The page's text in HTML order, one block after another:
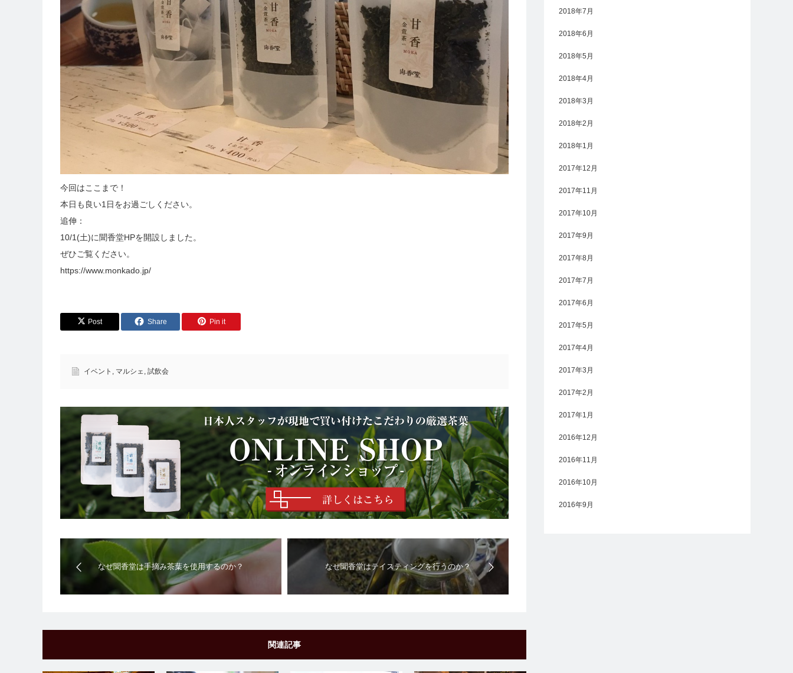
今回はここまで！
本日も良い1日をお過ごしください。
追伸：
10/1(土)に聞香堂HPを開設しました。
ぜひご覧ください。
https://www.monkado.jp/
Post Share Pin it
イベント , マルシェ, 試飲会
なぜ聞香堂は手摘み茶葉を使用するのか？ なぜ聞香堂はテイスティングを行うのか？
関連記事
2018年7月
2018年6月
2018年5月
2018年4月
2018年3月
2018年2月
2018年1月
2017年12月
2017年11月
2017年10月
2017年9月
2017年8月
2017年7月
2017年6月
2017年5月
2017年4月
2017年3月
2017年2月
2017年1月
2016年12月
2016年11月
2016年10月
2016年9月